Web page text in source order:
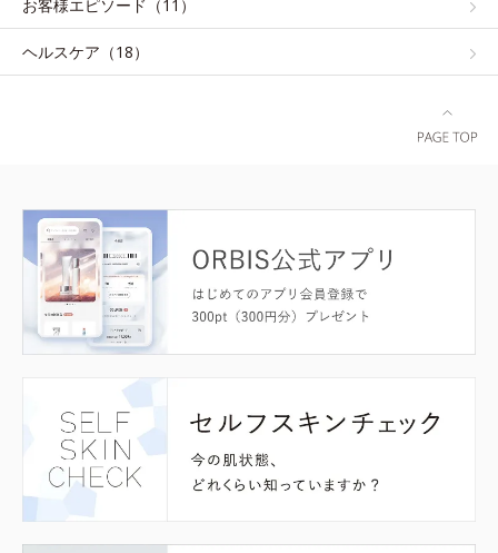
お客様エピソード（11）
ヘルスケア（18）